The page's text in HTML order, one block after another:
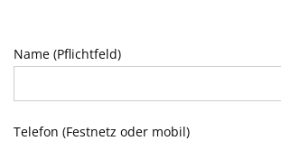
Name (Pflichtfeld)
Telefon (Festnetz oder mobil)